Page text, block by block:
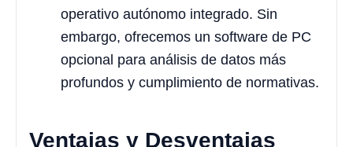
operativo autónomo integrado. Sin
embargo, ofrecemos un software de PC
opcional para análisis de datos más
profundos y cumplimiento de normativas.
Ventajas y Desventajas